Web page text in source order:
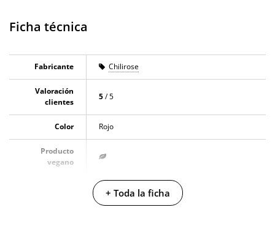
Ficha técnica
Fabricante Chilirose
Valoración
clientes
5/ 5
Color Rojo
Producto
vegano
+ Toda la ficha